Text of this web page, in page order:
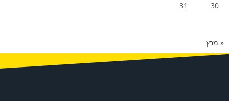
30
31
« מרץ